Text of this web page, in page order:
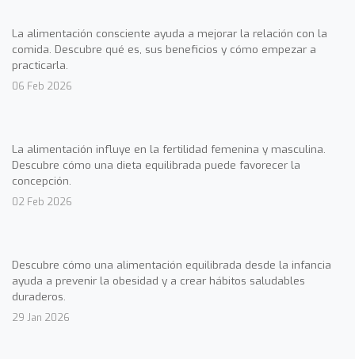
La alimentación consciente ayuda a mejorar la relación con la
comida. Descubre qué es, sus beneficios y cómo empezar a
practicarla.
06 Feb 2026
La alimentación influye en la fertilidad femenina y masculina.
Descubre cómo una dieta equilibrada puede favorecer la
concepción.
02 Feb 2026
Descubre cómo una alimentación equilibrada desde la infancia
ayuda a prevenir la obesidad y a crear hábitos saludables
duraderos.
29 Jan 2026